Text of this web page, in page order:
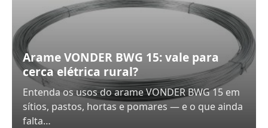
Arame VONDER BWG 15: vale para
cerca elétrica rural?
Entenda os usos do arame VONDER BWG 15 em
sítios, pastos, hortas e pomares — e o que ainda
falta…